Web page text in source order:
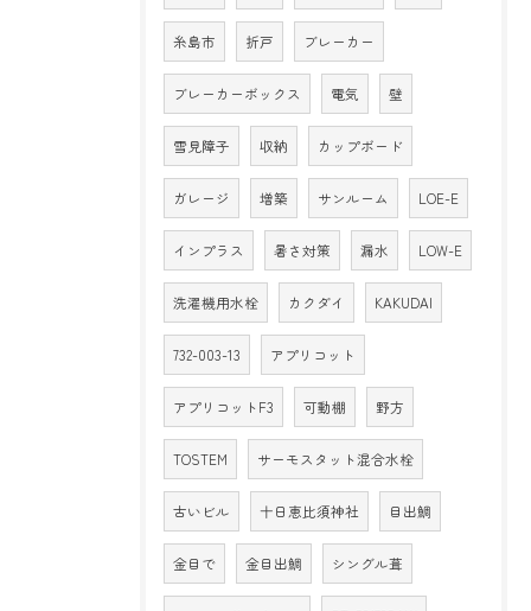
糸島市 折戸 ブレーカー
ブレーカーボックス 電気 壁
雪見障子 収納 カップボード
ガレージ 増築 サンルーム LOE-E
インプラス 暑さ対策 漏水 LOW-E
洗濯機用水栓 カクダイ KAKUDAI
732-003-13 アプリコット
アプリコットF3 可動棚 野方
TOSTEM サーモスタット混合水栓
古いビル 十日恵比須神社 目出鯛
金目で 金目出鯛 シングル葺